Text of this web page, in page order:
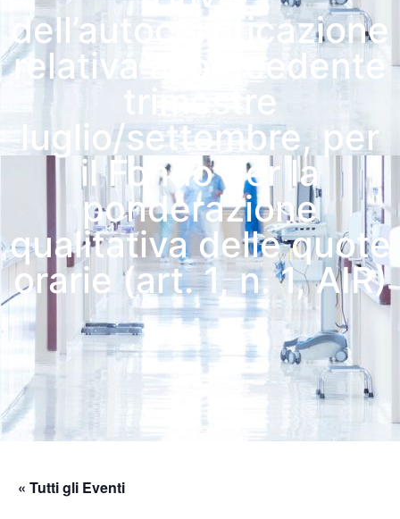
dell’autocertificazione
relativa al precedente
trimestre
luglio/settembre, per
il Fondo per la
ponderazione
qualitativa delle quote
orarie (art. 1, n. 1, AIR)
« Tutti gli Eventi